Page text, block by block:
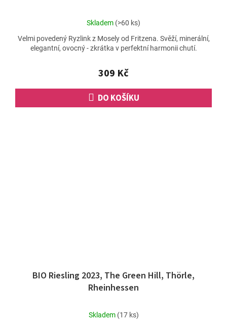
Průměrné
produktu
je
z
5
hvězdiček.
Skladem (>60 ks)
309 Kč
DO KOŠÍKU
Velmi povedený Ryzlink z Mosely od Fritzena. Svěží, minerální,
elegantní, ovocný - zkrátka v perfektní harmonii chutí.
BIO Riesling 2023, The Green Hill, Thörle,
Rheinhessen
Průměrné
Skladem (17 ks)